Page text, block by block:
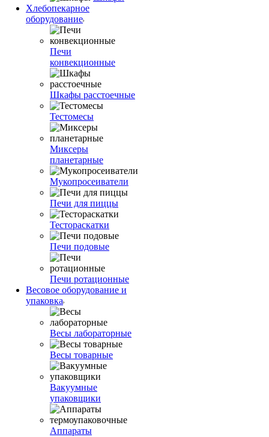
Хлебопекарное
оборудование
Печи
конвекционные
Шкафы расстоечные
Тестомесы
Миксеры
планетарные
Мукопросеиватели
Печи для пиццы
Тестораскатки
Печи подовые
Печи ротационные
Весовое оборудование и
упаковка
Весы лабораторные
Весы товарные
Вакуумные
упаковщики
Аппараты